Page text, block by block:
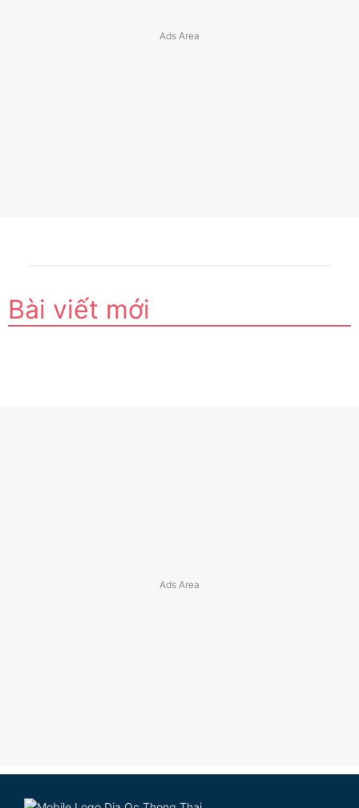
Bài viết mới